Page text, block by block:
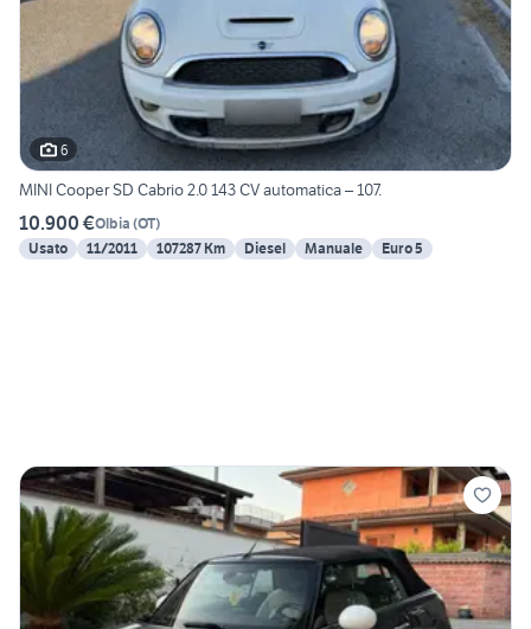
6
MINI Cooper SD Cabrio 2.0 143 CV automatica – 107.
10.900 €Olbia (OT)
Usato
11/2011 107287 Km Diesel Manuale Euro 5